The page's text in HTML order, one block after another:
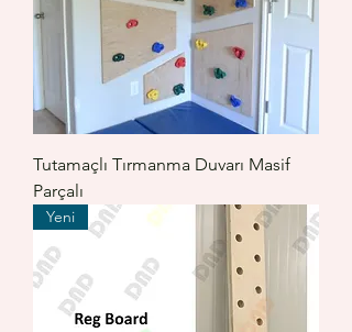
Tutamaçlı Tırmanma Duvarı Masif
Parçalı
Yeni